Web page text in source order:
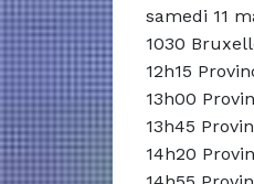
samedi 11
1030
12h15
13h00
13h45
14h20